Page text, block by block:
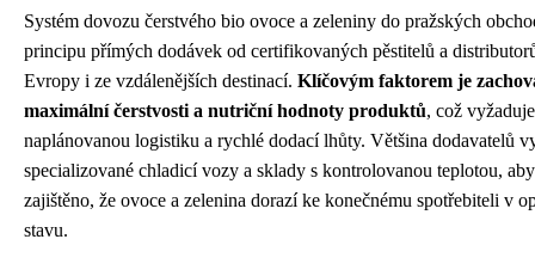
Systém dovozu čerstvého bio ovoce a zeleniny do pražských
principu přímých dodávek od certifikovaných pěstitelů a
Evropy i ze vzdálenějších destinací. Klíčovým faktorem je
maximální čerstvosti a nutriční hodnoty produktů, což
naplánovanou logistiku a rychlé dodací lhůty. Většina dodavatelů
specializované chladicí vozy a sklady s kontrolovanou teplotou,
zajištěno, že ovoce a zelenina dorazí ke konečnému spotřebiteli v
stavu.